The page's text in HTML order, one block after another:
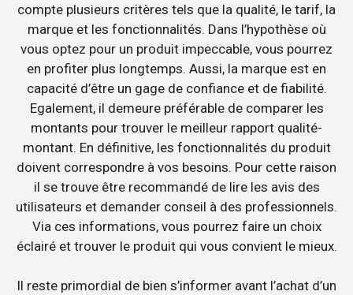
compte plusieurs critères tels que la qualité, le tarif, la
marque et les fonctionnalités. Dans l’hypothèse où
vous optez pour un produit impeccable, vous pourrez
en profiter plus longtemps. Aussi, la marque est en
capacité d’être un gage de confiance et de fiabilité.
Egalement, il demeure préférable de comparer les
montants pour trouver le meilleur rapport qualité-
montant. En définitive, les fonctionnalités du produit
doivent correspondre à vos besoins. Pour cette raison
il se trouve être recommandé de lire les avis des
utilisateurs et demander conseil à des professionnels.
Via ces informations, vous pourrez faire un choix
éclairé et trouver le produit qui vous convient le mieux.
Il reste primordial de bien s’informer avant l’achat d’un